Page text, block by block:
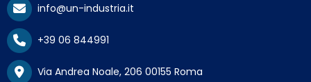
info@un-industria.it
+39 06 844991
Via Andrea Noale, 206 00155 Roma